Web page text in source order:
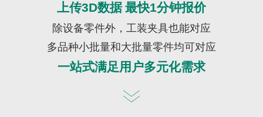
上传3D数据 最快1分钟报价
除设备零件外，工装夹具也能对应
多品种小批量和大批量零件均可对应
一站式满足用户多元化需求